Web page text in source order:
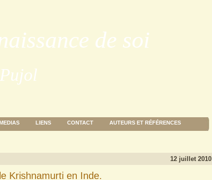
de soi
LIENS CONTACT AUTEURS ET RÉFÉRENCES
12 juillet 2010
Krishnamurti en Inde.